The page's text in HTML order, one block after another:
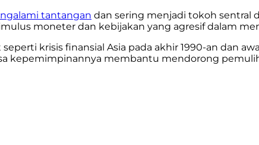
tantangan dan sering menjadi tokoh sentral
moneter dan kebijakan yang agresif dalam
krisis finansial Asia pada akhir 1990-an dan
kepemimpinannya membantu mendorong